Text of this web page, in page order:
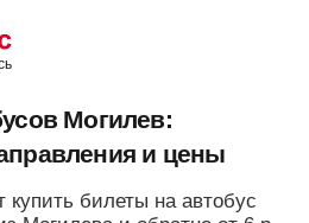
Могилев:
и цены
купить билеты на автобус